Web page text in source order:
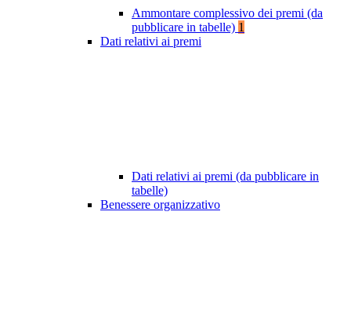
Ammontare complessivo dei premi (da
pubblicare in tabelle) 1
Dati relativi ai premi
Dati relativi ai premi (da pubblicare in
tabelle)
Benessere organizzativo